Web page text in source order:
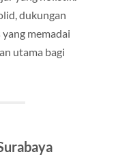
dukungan
memadai
utama bagi